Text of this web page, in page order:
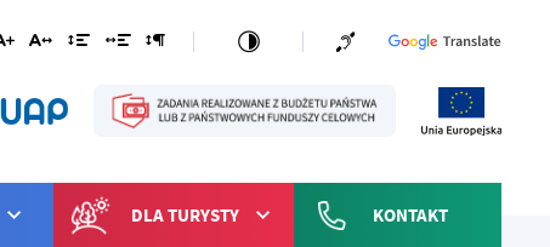
DLA TURYSTY KONTAKT